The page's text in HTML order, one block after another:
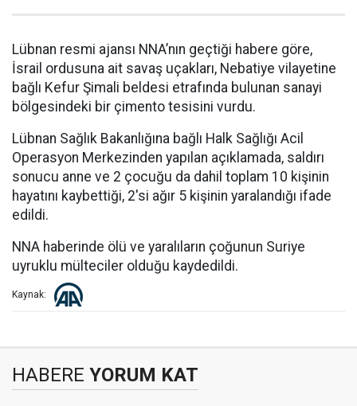
Lübnan resmi ajansı NNA’nın geçtiği habere göre,
İsrail ordusuna ait savaş uçakları, Nebatiye vilayetine
bağlı Kefur Şimali beldesi etrafında bulunan sanayi
bölgesindeki bir çimento tesisini vurdu.
Lübnan Sağlık Bakanlığına bağlı Halk Sağlığı Acil
Operasyon Merkezinden yapılan açıklamada, saldırı
sonucu anne ve 2 çocuğu da dahil toplam 10 kişinin
hayatını kaybettiği, 2'si ağır 5 kişinin yaralandığı ifade
edildi.
NNA haberinde ölü ve yaralıların çoğunun Suriye
uyruklu mülteciler olduğu kaydedildi.
Kaynak:
HABERE YORUM KAT